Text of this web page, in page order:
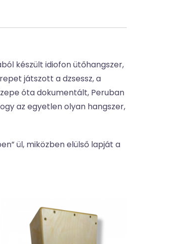
készült idiofon ütőhangszer,
játszott a dzsessz, a
óta dokumentált, Peruban
az egyetlen olyan hangszer,
ül, miközben elülső lapját a